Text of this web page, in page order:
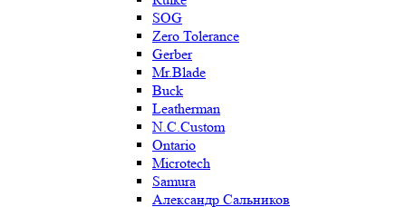
SOG
Zero Tolerance
Gerber
Mr.Blade
Buck
Leatherman
N.C.Custom
Ontario
Microtech
Samura
Александр Сальников